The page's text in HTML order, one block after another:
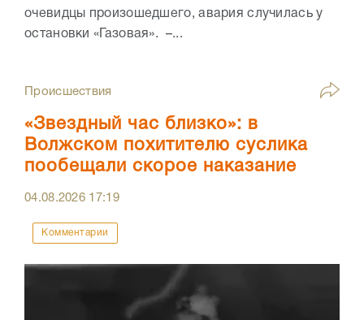
очевидцы произошедшего, авария случилась у
остановки «Газовая». –...
Происшествия
«Звездный час близко»: в
Волжском похитителю суслика
пообещали скорое наказание
04.08.2026 17:19
Комментарии